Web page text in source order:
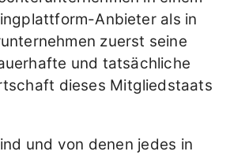
Anbieter als in
zuerst seine
und tatsächliche
dieses Mitgliedstaats
und von denen jedes in